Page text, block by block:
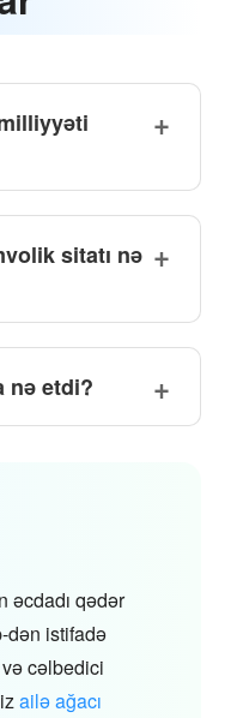
sitatı nə
nə etdi?
əcdadı qədər
dən istifadə
cəlbedici
ailə ağacı